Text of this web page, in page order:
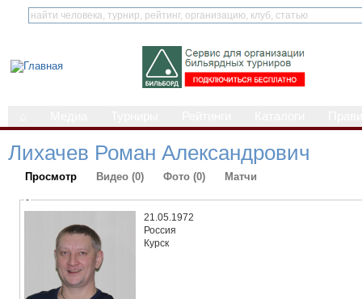
Лихачев Роман Александрович
Просмотр Видео (0) Фото (0) Матчи
-
21.05.1972
Россия
Курск